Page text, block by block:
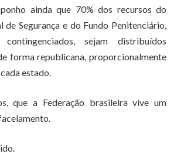
ainda que 70% dos recursos do
de Segurança e do Fundo Penitenciário,
sejam distribuídos
forma republicana, proporcionalmente
estado.
que a Federação brasileira vive um